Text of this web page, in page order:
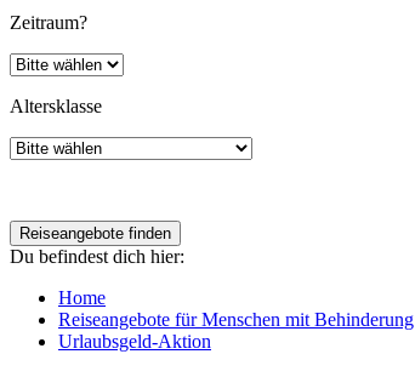
Zeitraum?
Altersklasse
Du befindest dich hier:
Home
Reiseangebote für Menschen mit Behinderung
Urlaubsgeld-Aktion